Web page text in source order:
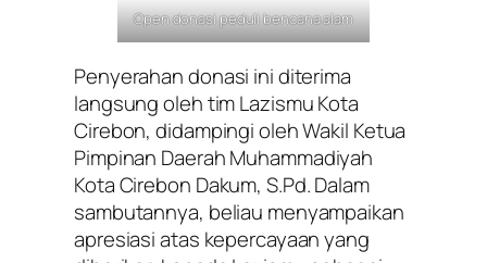
Open donasi peduli bencana alam
Penyerahan donasi ini diterima
langsung oleh tim Lazismu Kota
Cirebon, didampingi oleh Wakil Ketua
Pimpinan Daerah Muhammadiyah
Kota Cirebon Dakum, S.Pd. Dalam
sambutannya, beliau menyampaikan
apresiasi atas kepercayaan yang